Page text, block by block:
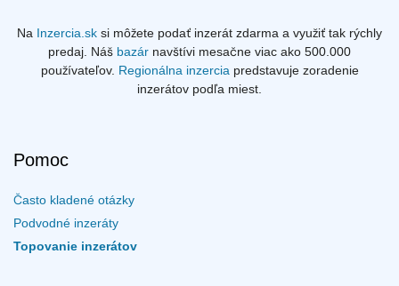
Na Inzercia.sk si môžete podať inzerát zdarma a využiť tak rýchly
predaj. Náš bazár navštívi mesačne viac ako 500.000
používateľov. Regionálna inzercia predstavuje zoradenie
inzerátov podľa miest.
Pomoc
Často kladené otázky
Podvodné inzeráty
Topovanie inzerátov